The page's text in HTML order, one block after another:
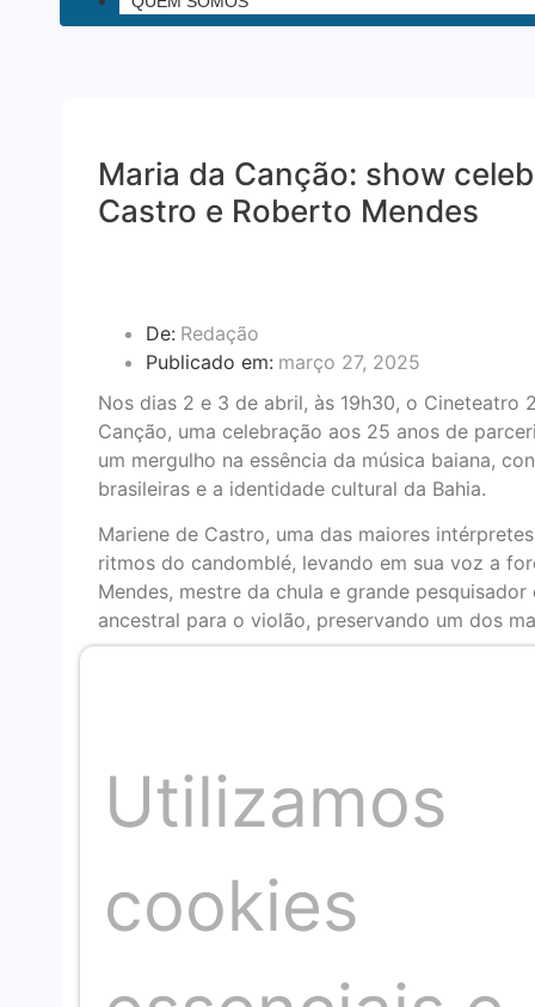
Maria da Canção: show
Castro e Roberto Mendes
De: Redação
Publicado em: março 27, 2025
Nos dias 2 e 3 de abril, às 19h30, o Cineteatro
Canção, uma celebração aos 25 anos de
um mergulho na essência da música baiana,
brasileiras e a identidade cultural da Bahia.
Mariene de Castro, uma das maiores
ritmos do candomblé, levando em sua voz a
Mendes, mestre da chula e grande
ancestral para o violão, preservando um dos
Maria da Canção é uma obra que reafirma a
brasileira. No palco, Mariene e Roberto
história da Bahia é contada por meio de
O evento, que promete emocionar o público
brasileira, terá ingressos a preços populares e
O que: Mariene de Castro e Roberto Mendes
Data: 02 e 03 de abril de 2025
Horário: 19h30
Classificação indicativa: Livre
Utilizamos
cookies